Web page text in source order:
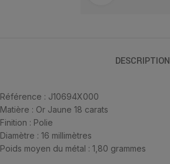
DESCRIPTION
Référence : J10694X000
Matière : Or Jaune 18 carats
Finition : Polie
Diamètre : 16 millimètres
Poids moyen du métal : 1,80 grammes